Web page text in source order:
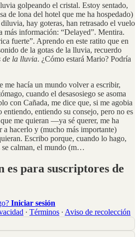
golpeando el cristal. Estoy sentado,
de lona del hotel que me ha hospedado)
hay goteras, han retrasado el vuelo
más información: “Delayed”. Mentira.
fuerte”. Aprendo en este ratito que en
de la gotas de la lluvia, recuerdo
de la lluvia. ¿Cómo estará Mario? Podría
me hacía un mundo volver a escribir,
cuando el desasosiego se asoma
con Cañada, me dice que, si me agobia
entiendo, entiendo su consejo, pero no es
me quieran —ya sé querer, me ha
a hacerlo y (mucho más importante)
Escribo porque, cuando lo hago,
se calman, el mundo (m…
es para suscriptores de
Iniciar sesión
∙ Términos ∙ Aviso de recolección